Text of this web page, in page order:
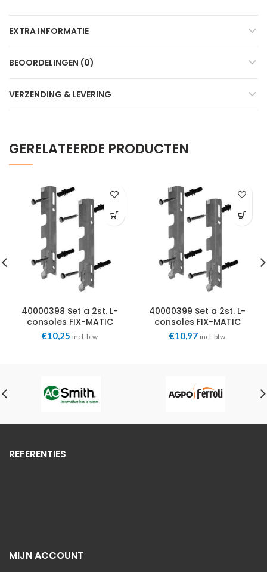
EXTRA INFORMATIE
BEOORDELINGEN (0)
VERZENDING & LEVERING
GERELATEERDE PRODUCTEN
40000398 Set a 2st. L-
consoles FIX-MATIC
2000 tbv H400 Rofix
€10,25 incl. btw
40000399 Set a 2st. L-
consoles FIX-MATIC
2000 tbv H500 Rofix
€10,97 incl. btw
REFERENTIES
MIJN ACCOUNT